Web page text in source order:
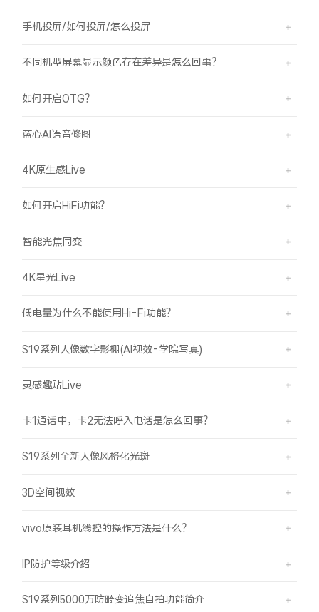
手机投屏/如何投屏/怎么投屏
不同机型屏幕显示颜色存在差异是怎么回事？
如何开启OTG？
蓝心AI语音修图
4K原生感Live
如何开启HiFi功能？
智能光焦同变
4K星光Live
低电量为什么不能使用Hi-Fi功能？
S19系列人像数字影棚(AI视效-学院写真)
灵感趣贴Live
卡1通话中，卡2无法呼入电话是怎么回事？
S19系列全新人像风格化光斑
3D空间视效
vivo原装耳机线控的操作方法是什么？
IP防护等级介绍
S19系列5000万防畸变追焦自拍功能简介